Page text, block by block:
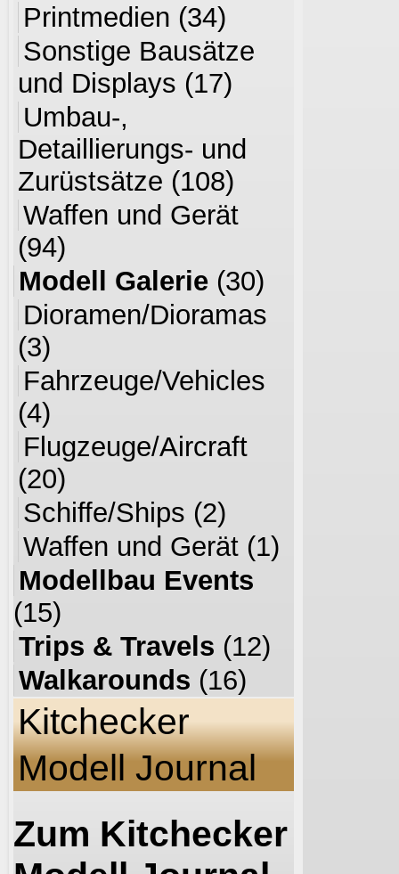
Printmedien (34)
Sonstige Bausätze
und Displays (17)
Umbau-,
Detaillierungs- und
Zurüstsätze (108)
Waffen und Gerät
(94)
Modell Galerie (30)
Dioramen/Dioramas
(3)
Fahrzeuge/Vehicles
(4)
Flugzeuge/Aircraft
(20)
Schiffe/Ships (2)
Waffen und Gerät (1)
Modellbau Events
(15)
Trips & Travels (12)
Walkarounds (16)
Kitchecker
Modell Journal
Zum Kitchecker